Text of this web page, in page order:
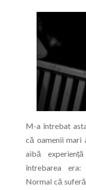
M-a întrebat
că oamenii mari
aibă
întrebarea
Normal că